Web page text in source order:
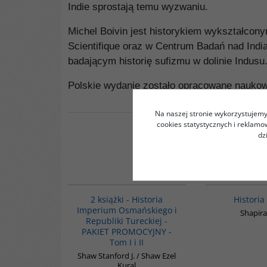
Indie sprostają temu wyzwaniu.
Michel Boivin jest historykiem
Scientifique oraz w Centrum Badań nad
badającym historię sufizmu w dolinie Indusu.
Polskie wydanie zostało opracowane
2 książki - Historia
Imperium Osmańskiego i
Republiki Tureckiej -
PAKIET PROMOCYJNY -
Tom I i II
Shaw Stanford J. / Shaw Ezel
Historia
Na naszej stronie
cookies statystycznych i